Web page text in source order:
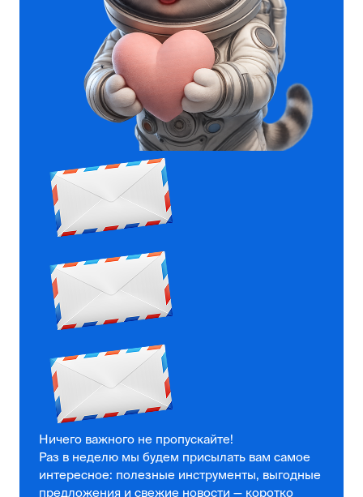
Ничего важного не пропускайте!
Раз в неделю мы будем присылать вам самое
интересное: полезные инструменты, выгодные
предложения и свежие новости — коротко